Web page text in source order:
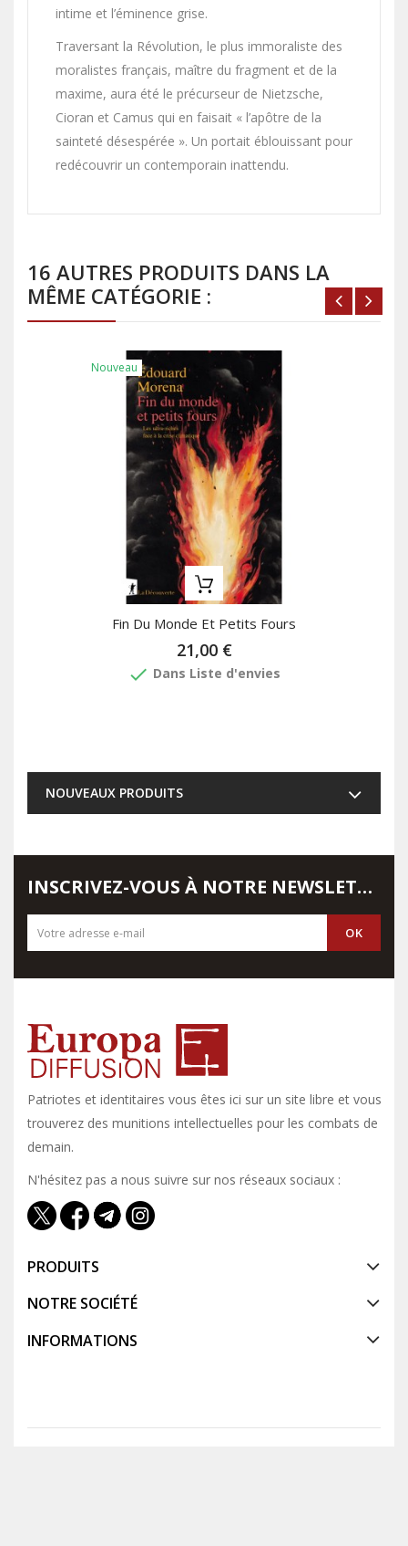
intime et l’éminence grise.
Traversant la Révolution, le plus immoraliste des
moralistes français, maître du fragment et de la
maxime, aura été le précurseur de Nietzsche,
Cioran et Camus qui en faisait « l’apôtre de la
sainteté désespérée ». Un portait éblouissant pour
redécouvrir un contemporain inattendu.
16 AUTRES PRODUITS DANS LA
MÊME CATÉGORIE :
Nouveau
Fin Du Monde Et Petits Fours
21,00 €
done Dans Liste d'envies
NOUVEAUX PRODUITS
INSCRIVEZ-VOUS À NOTRE NEWSLETTER
Patriotes et identitaires vous êtes ici sur un site libre et vous y
trouverez des munitions intellectuelles pour les combats de
demain.
N'hésitez pas a nous suivre sur nos réseaux sociaux :
PRODUITS
NOTRE SOCIÉTÉ
INFORMATIONS